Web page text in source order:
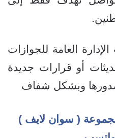
العامة للجوازات
أو قرارات جديدة
صدورها وبشكل شفاف
( سوان لايف )